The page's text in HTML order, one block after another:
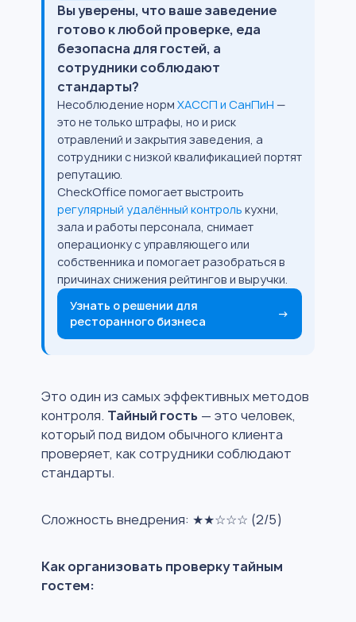
Вы уверены, что ваше заведение
готово к любой проверке, еда
безопасна для гостей, а
сотрудники соблюдают
стандарты?
Несоблюдение норм ХАССП и СанПиН —
это не только штрафы, но и риск
отравлений и закрытия заведения, а
сотрудники с низкой квалификацией портят
репутацию.
CheckOffice помогает выстроить
регулярный удалённый контроль кухни,
зала и работы персонала, снимает
операционку с управляющего или
собственника и помогает разобраться в
причинах снижения рейтингов и выручки.
Узнать о решении для
ресторанного бизнеса
→
Это один из самых эффективных методов
контроля. Тайный гость — это человек,
который под видом обычного клиента
проверяет, как сотрудники соблюдают
стандарты.
Сложность внедрения: ★★☆☆☆ (2/5)
Как организовать проверку тайным
гостем: